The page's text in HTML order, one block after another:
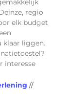
regio
elk budget
klaar liggen.
interesse
//